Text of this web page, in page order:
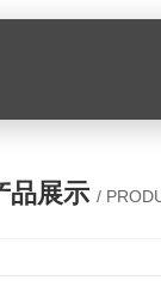
品展示 /